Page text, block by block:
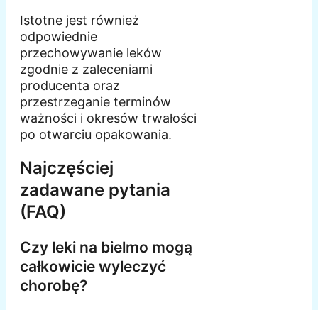
Istotne jest również
odpowiednie
przechowywanie leków
zgodnie z zaleceniami
producenta oraz
przestrzeganie terminów
ważności i okresów trwałości
po otwarciu opakowania.
Najczęściej
zadawane pytania
(FAQ)
Czy leki na bielmo mogą
całkowicie wyleczyć
chorobę?